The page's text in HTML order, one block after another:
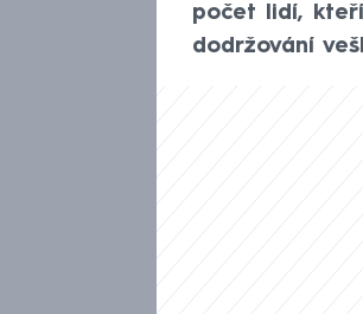
počet lidí,
dodržování